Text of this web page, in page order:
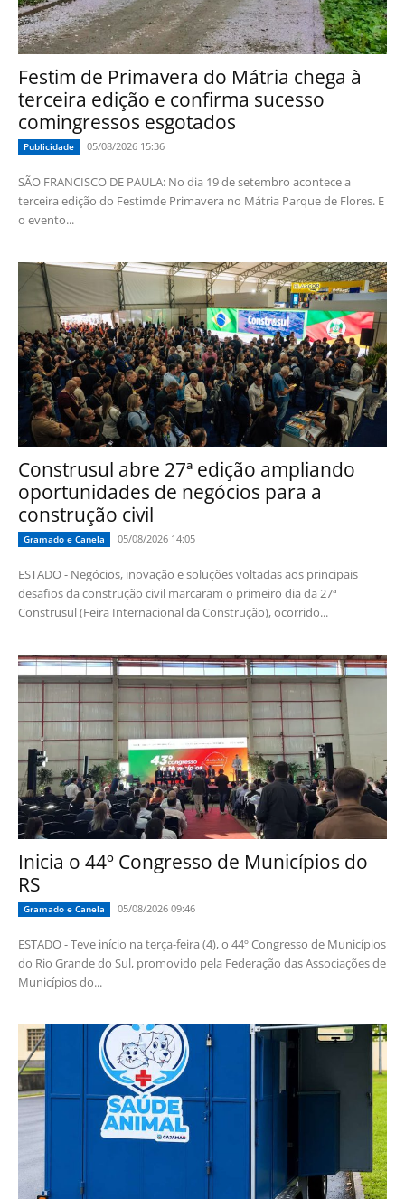
Festim de Primavera do Mátria chega à
terceira edição e confirma sucesso
comingressos esgotados
Publicidade 05/08/2026 15:36
SÃO FRANCISCO DE PAULA: No dia 19 de setembro acontece a
terceira edição do Festimde Primavera no Mátria Parque de Flores. E
o evento...
Construsul abre 27ª edição ampliando
oportunidades de negócios para a
construção civil
Gramado e Canela 05/08/2026 14:05
ESTADO - Negócios, inovação e soluções voltadas aos principais
desafios da construção civil marcaram o primeiro dia da 27ª
Construsul (Feira Internacional da Construção), ocorrido...
Inicia o 44º Congresso de Municípios do
RS
Gramado e Canela 05/08/2026 09:46
ESTADO - Teve início na terça-feira (4), o 44º Congresso de Municípios
do Rio Grande do Sul, promovido pela Federação das Associações de
Municípios do...